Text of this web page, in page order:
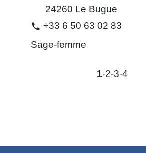
24260 Le Bugue
phone +33 6 50 63 02 83
Sage-femme
1-2-3-4